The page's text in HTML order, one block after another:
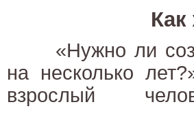
Как
«Нужно ли
на несколько
взрослый